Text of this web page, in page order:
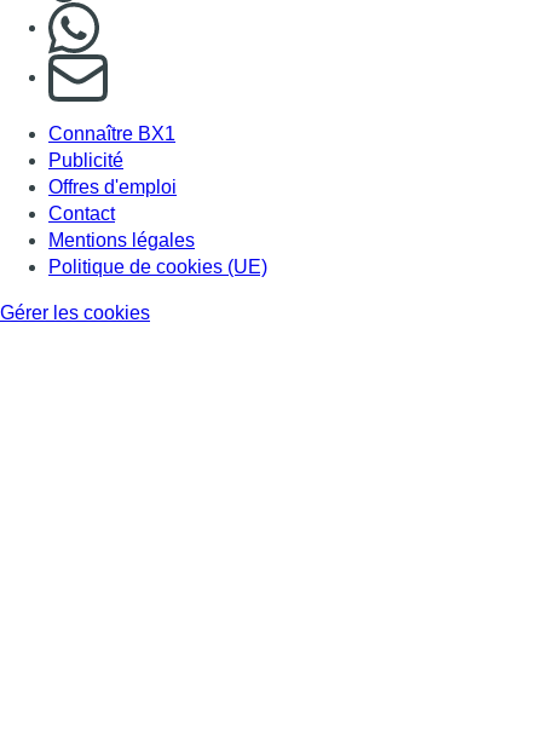
S'abonner à notre newsletter
Connaître BX1
Publicité
Offres d'emploi
Contact
Mentions légales
Politique de cookies (UE)
Gérer les cookies